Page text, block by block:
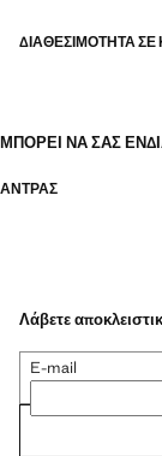
ΔΙΑΘΕΣΙΜΌΤΗΤΑ
ΜΠΟΡΕΊ ΝΑ ΣΑΣ
ΑΝΤΡΑΣ
Λάβετε
E-mail